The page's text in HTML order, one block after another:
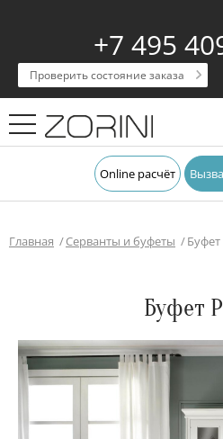
+7 495
Проверить состояние заказа
Online расчёт
Главная Серванты и буфеты
Буфет